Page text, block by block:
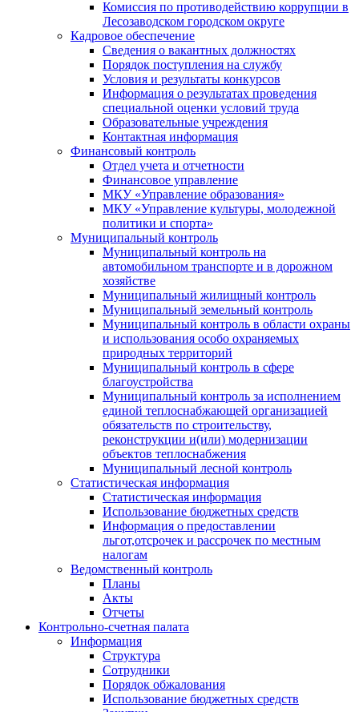
Комиссия по противодействию коррупции в
Лесозаводском городском округе
Кадровое обеспечение
Сведения о вакантных должностях
Порядок поступления на службу
Условия и результаты конкурсов
Информация о результатах проведения
специальной оценки условий труда
Образовательные учреждения
Контактная информация
Финансовый контроль
Отдел учета и отчетности
Финансовое управление
МКУ «Управление образования»
МКУ «Управление культуры, молодежной
политики и спорта»
Муниципальный контроль
Муниципальный контроль на
автомобильном транспорте и в дорожном
хозяйстве
Муниципальный жилищный контроль
Муниципальный земельный контроль
Муниципальный контроль в области охраны
и использования особо охраняемых
природных территорий
Муниципальный контроль в сфере
благоустройства
Муниципальный контроль за исполнением
единой теплоснабжающей организацией
обязательств по строительству,
реконструкции и(или) модернизации
объектов теплоснабжения
Муниципальный лесной контроль
Статистическая информация
Статистическая информация
Использование бюджетных средств
Информация о предоставлении
льгот,отсрочек и рассрочек по местным
налогам
Ведомственный контроль
Планы
Акты
Отчеты
Контрольно-счетная палата
Информация
Структура
Сотрудники
Порядок обжалования
Использование бюджетных средств